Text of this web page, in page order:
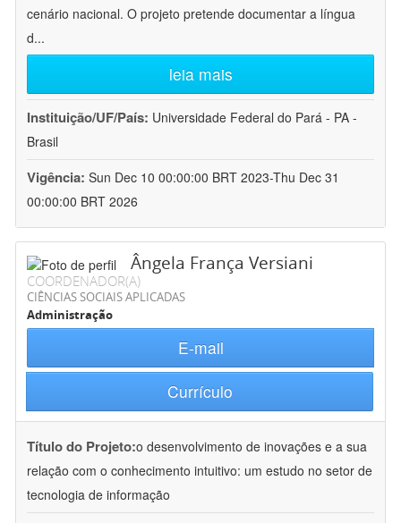
cenário nacional. O projeto pretende documentar a língua
d...
leia mais
Instituição/UF/País: Universidade Federal do Pará - PA -
Brasil
Vigência: Sun Dec 10 00:00:00 BRT 2023-Thu Dec 31
00:00:00 BRT 2026
Ângela França Versiani
COORDENADOR(A)
CIÊNCIAS SOCIAIS APLICADAS
Administração
E-mail
Currículo
Título do Projeto:o desenvolvimento de inovações e a sua
relação com o conhecimento intuitivo: um estudo no setor de
tecnologia de informação